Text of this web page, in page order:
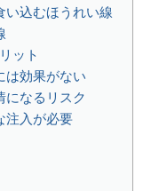
い込むほうれい線
ット
は効果がない
になるリスク
注入が必要